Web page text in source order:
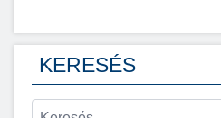
KERESÉS